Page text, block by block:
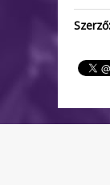
Szerző: